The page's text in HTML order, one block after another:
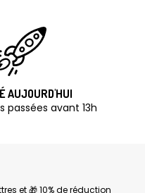
AUJOURD'HUI
passées avant 13h
et 🎁 10% de réduction